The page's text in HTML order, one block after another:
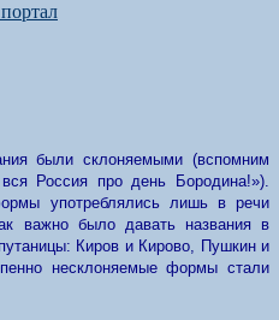
были склоняемыми (вспомним
Россия про день Бородина!»).
употреблялись лишь в речи
важно было давать названия в
Киров и Кирово, Пушкин и
несклоняемые формы стали